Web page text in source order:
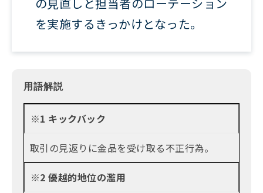
の見直しと担当者のローテーション
を実施するきっかけとなった。
用語解説
※1 キックバック
取引の見返りに金品を受け取る不正行為。
※2 優越的地位の濫用